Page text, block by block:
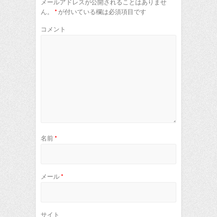
メールアドレスが公開されることはありませ
ん。
* が付いている欄は必須項目です
コメント
名前*
メール*
サイト